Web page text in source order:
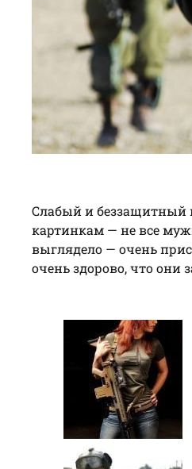
Слабый и беззащитный
картинкам — не все
выглядело — очень
очень здорово, что они